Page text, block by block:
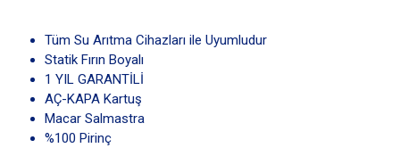
Tüm Su Arıtma Cihazları ile Uyumludur
Statik Fırın Boyalı
1 YIL GARANTİLİ
AÇ-KAPA Kartuş
Macar Salmastra
%100 Pirinç